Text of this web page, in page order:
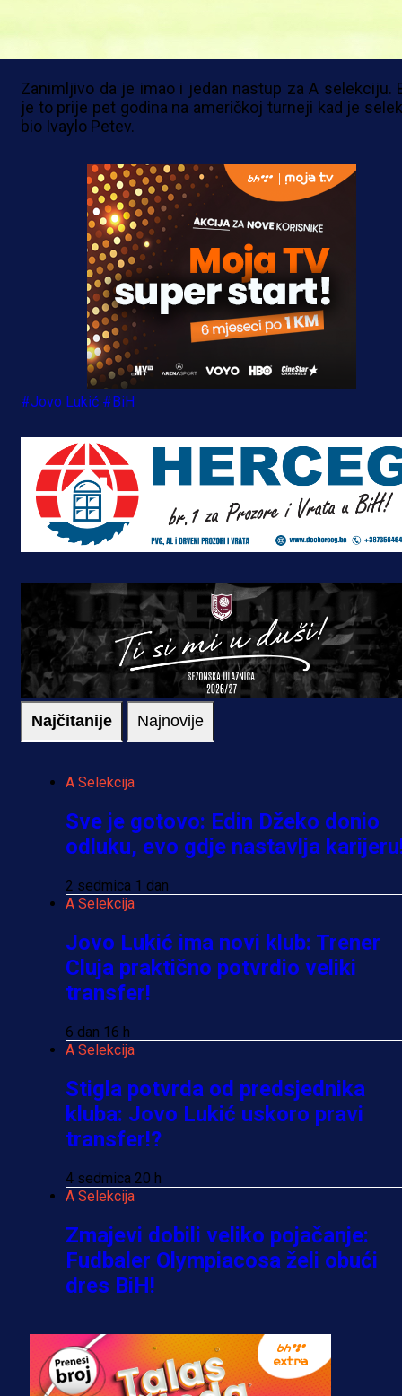
Zanimljivo da je imao i jedan nastup za A selekciju.
je to prije pet godina na američkoj turneji kad je
bio Ivaylo Petev.
#Jovo Lukić #BiH
Najčitanije Najnovije
A Selekcija
Sve je gotovo: Edin Džeko donio
odluku, evo gdje nastavlja
2 sedmica 1 dan
A Selekcija
Jovo Lukić ima novi klub: Trener
Cluja praktično potvrdio veliki
transfer!
6 dan 16 h
A Selekcija
Stigla potvrda od predsjednika
kluba: Jovo Lukić uskoro pravi
transfer!?
4 sedmica 20 h
A Selekcija
Zmajevi dobili veliko pojačanje:
Fudbaler Olympiacosa želi obući
dres BiH!
Premijer liga BiH
Misimović priveden: SIPA ga tereti